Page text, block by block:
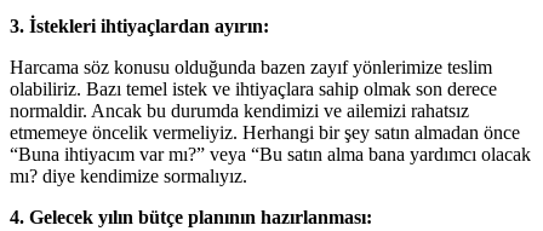
3. İstekleri ihtiyaçlardan ayırın:
Harcama söz konusu olduğunda bazen zayıf yönlerimize teslim
olabiliriz. Bazı temel istek ve ihtiyaçlara sahip olmak son derece
normaldir. Ancak bu durumda kendimizi ve ailemizi rahatsız
etmemeye öncelik vermeliyiz. Herhangi bir şey satın almadan önce
“Buna ihtiyacım var mı?” veya “Bu satın alma bana yardımcı olacak
mı? diye kendimize sormalıyız.
4. Gelecek yılın bütçe planının hazırlanması: